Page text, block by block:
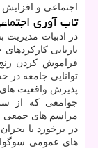
اجتماعی و افزایش
تاب آوری
در ادبیات مدیریت
بازیابی
فراموش کردن رنج
توانایی جامعه
پذیرش واقعیت
جوامعی که از
مراسم های جمعی
در برخورد با
های عمومی